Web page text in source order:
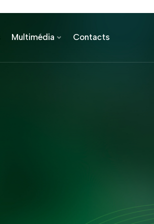
Multimédia Contacts